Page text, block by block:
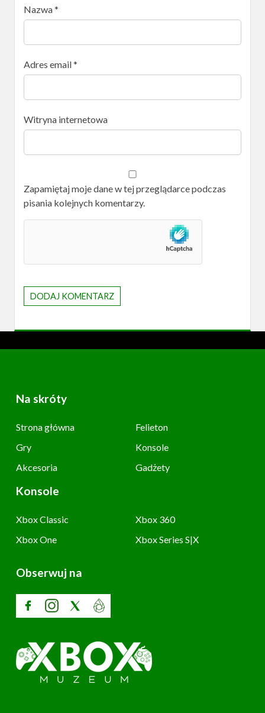
Nazwa*
Adres email*
Witryna internetowa
Zapamiętaj moje dane w tej przeglądarce podczas
pisania kolejnych komentarzy.
Na skróty
Strona główna
Felieton
Gry
Konsole
Akcesoria
Gadżety
Konsole
Xbox Classic
Xbox 360
Xbox One
Xbox Series S|X
Obserwuj na